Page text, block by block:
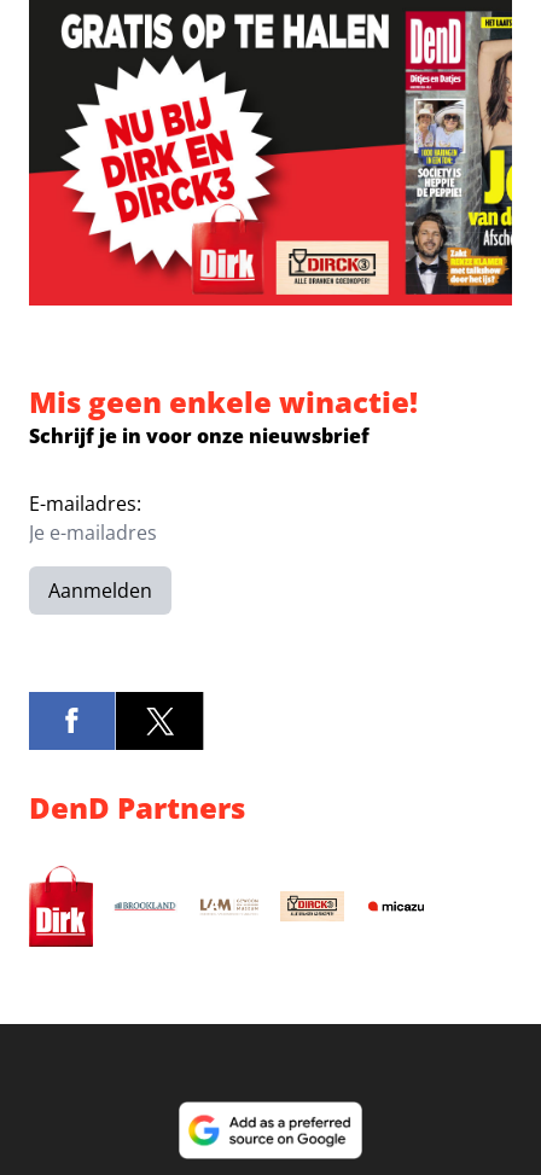
Mis geen enkele winactie!
Schrijf je in voor onze nieuwsbrief
E-mailadres:
Aanmelden
DenD Partners